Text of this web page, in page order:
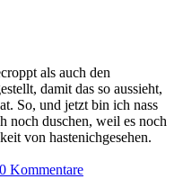
als auch den
damit das so aussieht,
So, und jetzt bin ich nass
noch duschen, weil es noch
von hastenichgesehen.
0 Kommentare